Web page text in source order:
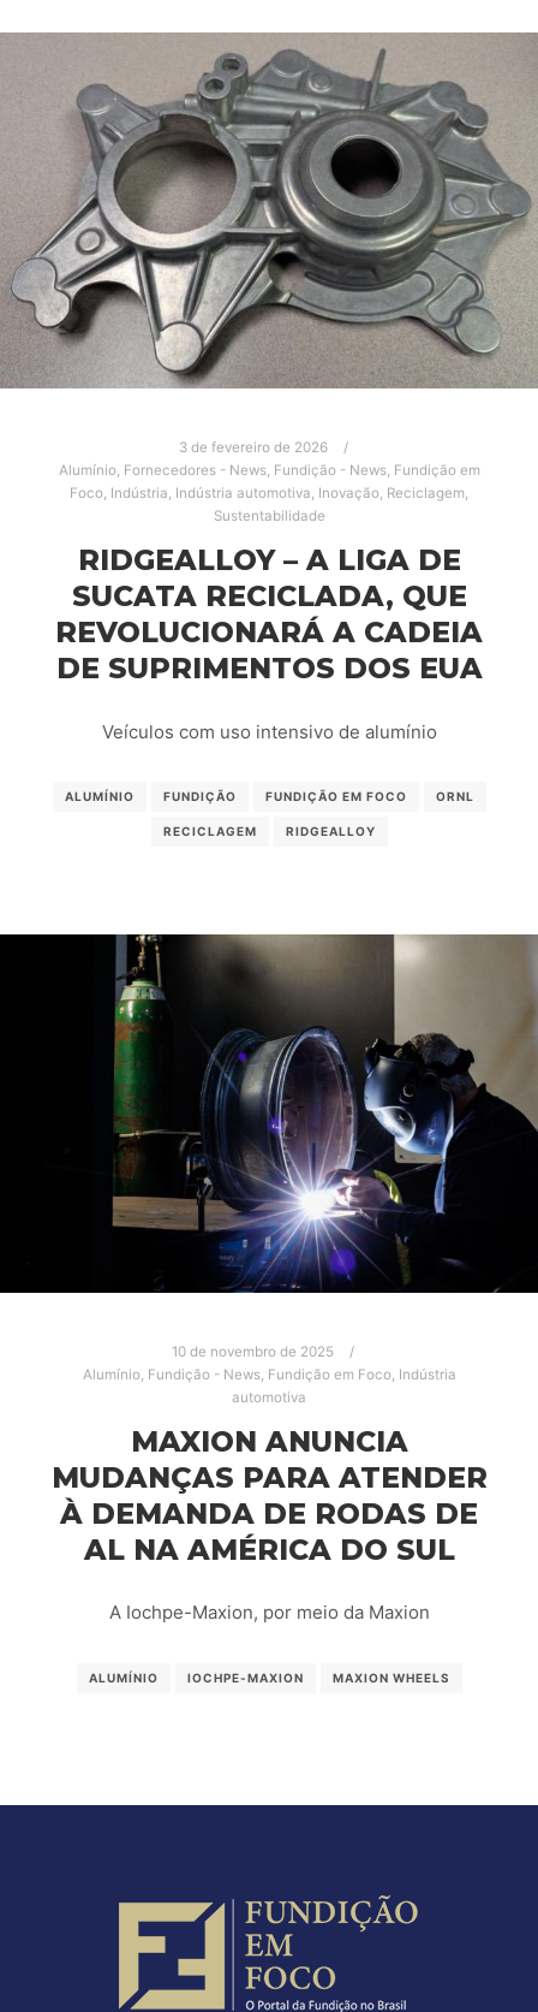
3 de fevereiro de 2026
Alumínio, Fornecedores - News, Fundição - News, Fundição em
Foco, Indústria, Indústria automotiva, Inovação, Reciclagem,
Sustentabilidade
RIDGEALLOY – A LIGA DE
SUCATA RECICLADA, QUE
REVOLUCIONARÁ A CADEIA
DE SUPRIMENTOS DOS EUA
Veículos com uso intensivo de alumínio
ALUMÍNIO FUNDIÇÃO FUNDIÇÃO EM FOCO ORNL
RECICLAGEM RIDGEALLOY
10 de novembro de 2025
Alumínio, Fundição - News, Fundição em Foco, Indústria
automotiva
MAXION ANUNCIA
MUDANÇAS PARA ATENDER
À DEMANDA DE RODAS DE
AL NA AMÉRICA DO SUL
A Iochpe-Maxion, por meio da Maxion
ALUMÍNIO IOCHPE-MAXION MAXION WHEELS